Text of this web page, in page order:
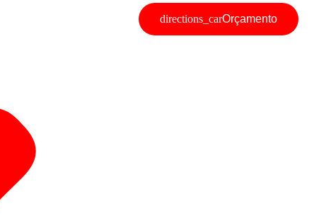
Orçamento